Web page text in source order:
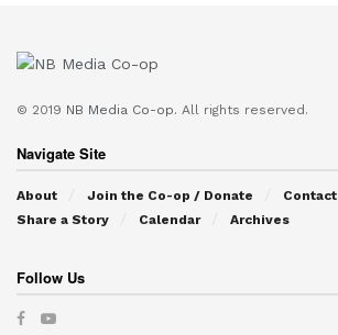
© 2019 NB Media Co-op. All rights reserved.
Navigate Site
About Join the Co-op / Donate
Contact
Share a Story
Calendar Archives
Follow Us